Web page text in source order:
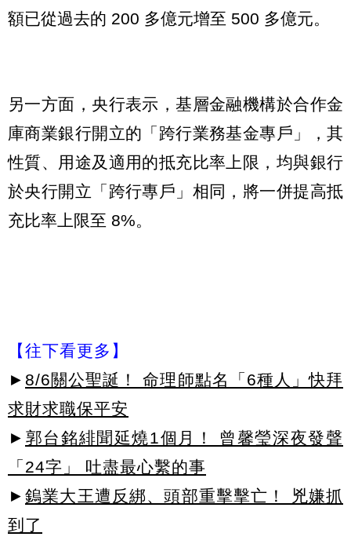
額已從過去的 200 多億元增至 500 多億元。
另一方面，央行表示，基層金融機構於合作金
庫商業銀行開立的「跨行業務基金專戶」，其
性質、用途及適用的抵充比率上限，均與銀行
於央行開立「跨行專戶」相同，將一併提高抵
充比率上限至 8%。
【往下看更多】
► 8/6關公聖誕！ 命理師點名「6種人」快拜
求財求職保平安
► 郭台銘緋聞延燒1個月！ 曾馨瑩深夜發聲
「24字」 吐盡最心繫的事
► 鎢業大王遭反綁、頭部重擊擊亡！ 兇嫌抓
到了